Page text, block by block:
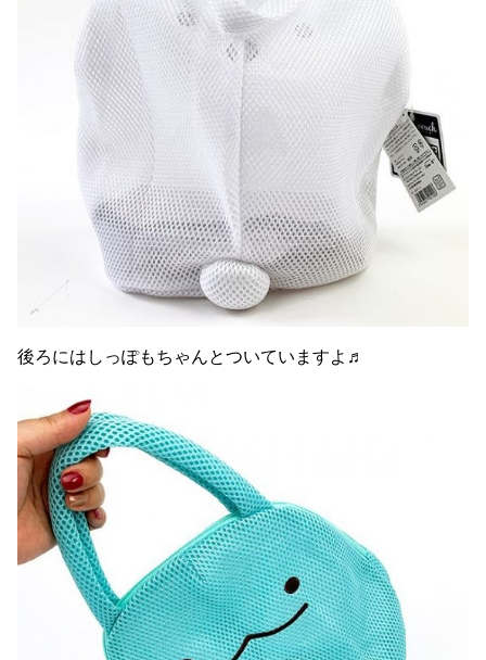
後ろにはしっぽもちゃんとついていますよ♬